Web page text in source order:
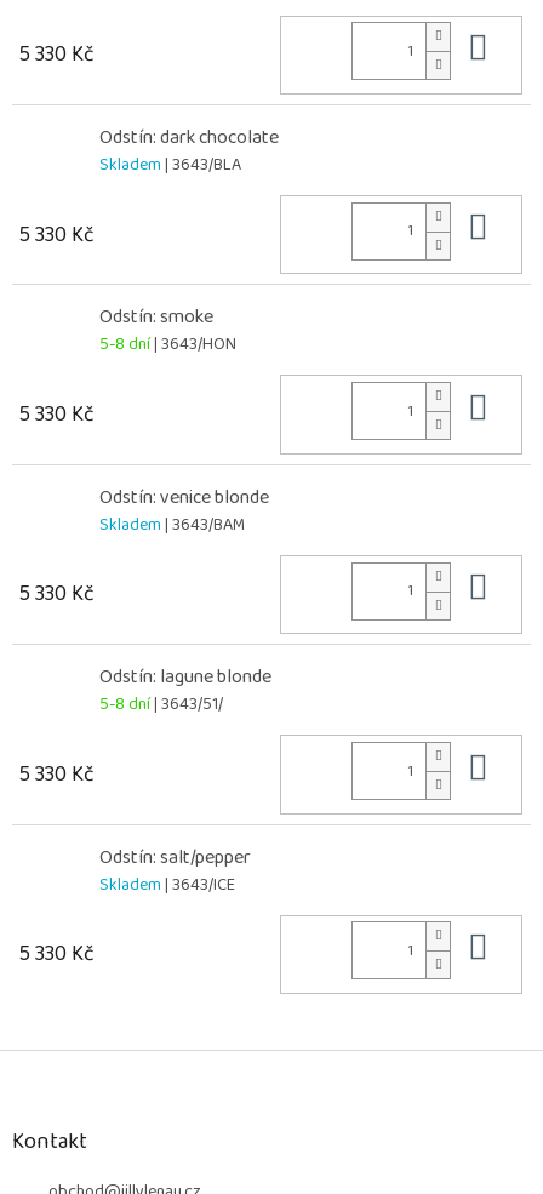
5 330 Kč
Odstín: dark chocolate
Skladem| 3643/BLA
5 330 Kč
Odstín: smoke
5-8 dní| 3643/HON
5 330 Kč
Odstín: venice blonde
Skladem| 3643/BAM
5 330 Kč
Odstín: lagune blonde
5-8 dní| 3643/51/
5 330 Kč
Odstín: salt/pepper
Skladem| 3643/ICE
5 330 Kč
Z
Kontakt